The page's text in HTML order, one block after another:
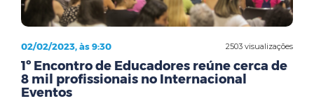
2503 visualizações
02/02/2023, às 9:30
1º Encontro de Educadores reúne cerca de
8 mil profissionais no Internacional
Eventos